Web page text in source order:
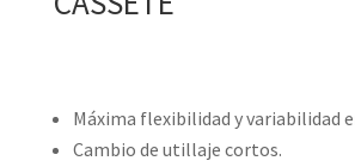
Máxima flexibilidad y variabilidad
Cambio de utillaje cortos.